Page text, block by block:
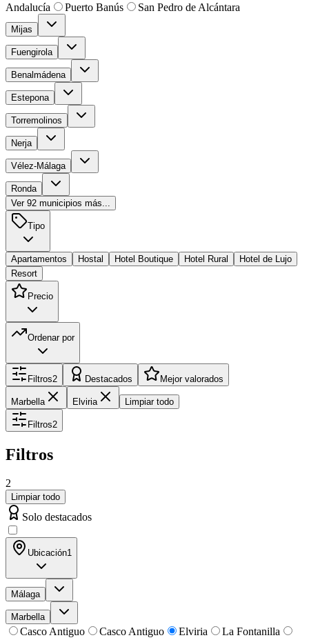
Andalucía
Puerto Banús San Pedro de Alcántara
Mijas
Fuengirola
Benalmádena
Estepona
Torremolinos
Nerja
Vélez-Málaga
Ronda
Ver 92 municipios más...
Tipo
Apartamentos Hostal Hotel Boutique Hotel Rural
Hotel de Lujo
Resort
Precio
Ordenar por
Filtros2 Destacados Mejor valorados
Marbella Elviria Limpiar todo
Filtros2
Filtros
2
Limpiar todo
Solo destacados
Ubicación1
Málaga
Marbella
Casco Antiguo Casco Antiguo Elviria
La Fontanilla